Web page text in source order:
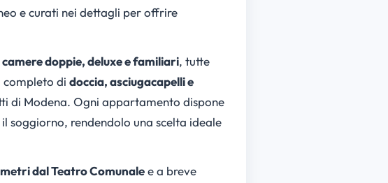
e curati nei dettagli per offrire
camere doppie, deluxe e familiari, tutte
di doccia, asciugacapelli e
di Modena. Ogni appartamento dispone
soggiorno, rendendolo una scelta ideale
dal Teatro Comunalee a breve